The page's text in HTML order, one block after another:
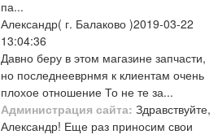
па...
Александр( г. Балаково )2019-03-22
13:04:36
Давно беру в этом магазине запчасти,
но последнееврнмя к клиентам очень
плохое отношение То не те за...
Администрация сайта: Здравствуйте,
Александр! Еще раз приносим свои